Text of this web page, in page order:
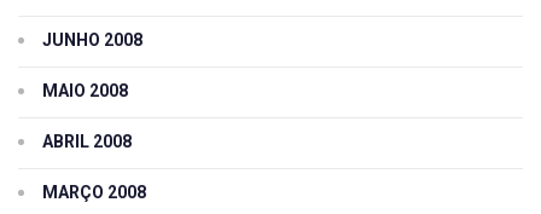
JUNHO 2008
MAIO 2008
ABRIL 2008
MARÇO 2008